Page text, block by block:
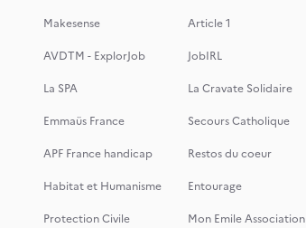
Makesense
Article 1
AVDTM - ExplorJob
JobIRL
La SPA
La Cravate Solidaire
Emmaüs France
Secours Catholique
APF France handicap
Restos du coeur
Habitat et Humanisme
Entourage
Protection Civile
Mon Emile Association